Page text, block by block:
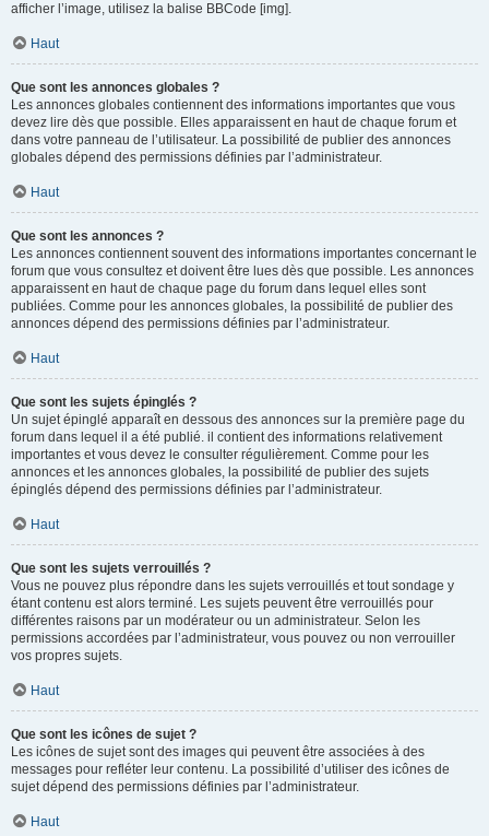
afficher l’image, utilisez la balise BBCode [img].
Haut
Que sont les annonces globales ?
Les annonces globales contiennent des informations importantes que vous
devez lire dès que possible. Elles apparaissent en haut de chaque forum et
dans votre panneau de l’utilisateur. La possibilité de publier des annonces
globales dépend des permissions définies par l’administrateur.
Haut
Que sont les annonces ?
Les annonces contiennent souvent des informations importantes concernant le
forum que vous consultez et doivent être lues dès que possible. Les annonces
apparaissent en haut de chaque page du forum dans lequel elles sont
publiées. Comme pour les annonces globales, la possibilité de publier des
annonces dépend des permissions définies par l’administrateur.
Haut
Que sont les sujets épinglés ?
Un sujet épinglé apparaît en dessous des annonces sur la première page du
forum dans lequel il a été publié. il contient des informations relativement
importantes et vous devez le consulter régulièrement. Comme pour les
annonces et les annonces globales, la possibilité de publier des sujets
épinglés dépend des permissions définies par l’administrateur.
Haut
Que sont les sujets verrouillés ?
Vous ne pouvez plus répondre dans les sujets verrouillés et tout sondage y
étant contenu est alors terminé. Les sujets peuvent être verrouillés pour
différentes raisons par un modérateur ou un administrateur. Selon les
permissions accordées par l’administrateur, vous pouvez ou non verrouiller
vos propres sujets.
Haut
Que sont les icônes de sujet ?
Les icônes de sujet sont des images qui peuvent être associées à des
messages pour refléter leur contenu. La possibilité d’utiliser des icônes de
sujet dépend des permissions définies par l’administrateur.
Haut